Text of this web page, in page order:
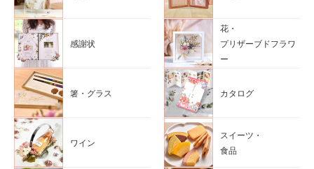
感謝状
花・
プリザーブドフラワ
ー
箸・グラス カタログ
ワイン
スイーツ・
食品